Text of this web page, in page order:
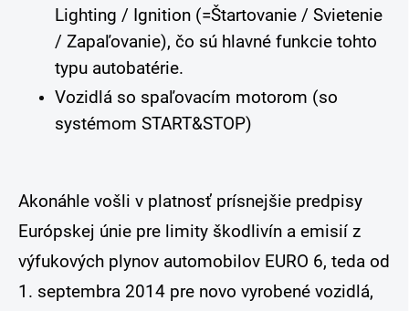
Lighting / Ignition (=Štartovanie / Svietenie
/ Zapaľovanie), čo sú hlavné funkcie tohto
typu autobatérie.
Vozidlá so spaľovacím motorom (so
systémom START&STOP)
Akonáhle vošli v platnosť prísnejšie predpisy
Európskej únie pre limity škodlivín a emisií z
výfukových plynov automobilov EURO 6, teda od
1. septembra 2014 pre novo vyrobené vozidlá,